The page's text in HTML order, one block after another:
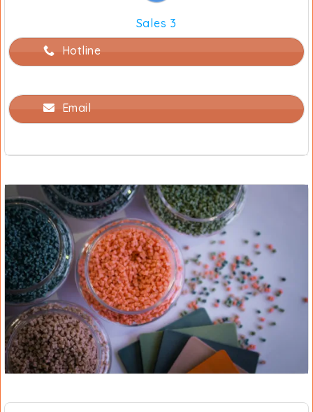
Sales 3
Hotline
Email